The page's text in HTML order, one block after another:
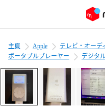
主頁 Apple テレビ・オーデ
ポータブルプレーヤー
デジタ